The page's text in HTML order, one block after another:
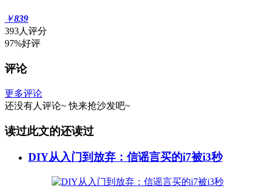
￥839
393人评分
97%好评
评论
更多评论
还没有人评论~ 快来抢沙发吧~
读过此文的还读过
DIY从入门到放弃：信谣言买的i7被i3秒